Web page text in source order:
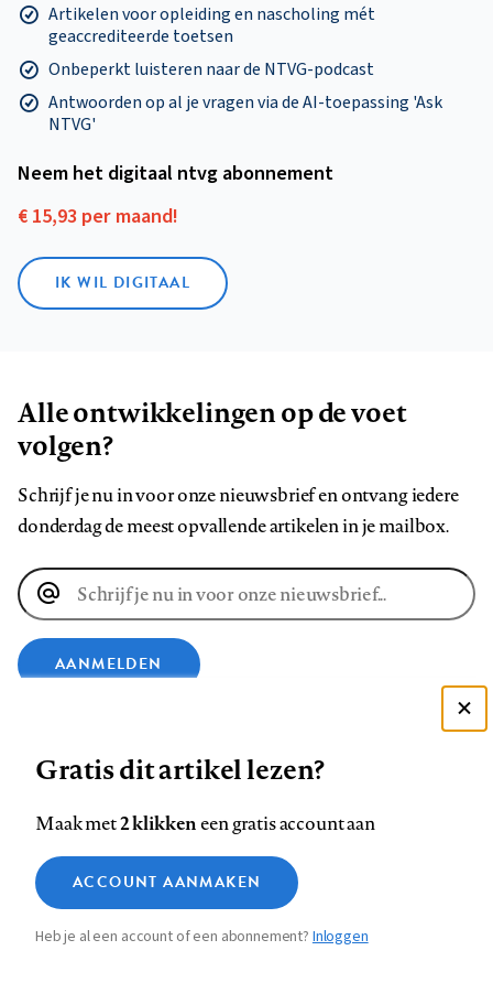
Artikelen voor opleiding en nascholing mét
geaccrediteerde toetsen
Onbeperkt luisteren naar de NTVG-podcast
Antwoorden op al je vragen via de AI-toepassing 'Ask
NTVG'
Neem het digitaal ntvg abonnement
€ 15,93 per maand!
IK WIL DIGITAAL
Alle ontwikkelingen op de voet
volgen?
Schrijf je nu in voor onze nieuwsbrief en ontvang iedere
donderdag de meest opvallende artikelen in je mailbox.
E-
mailadres
AANMELDEN
op
Facebook
op
LinkedIn
op
Bluesky
ons
op
InstagramYouTube
Footer
navigation
Contact Colofon Disclaimer Privacy
Medische vragen verdienen
betrouwbare antwoorden
Zie onze cookie policy
Analytische cookies
Marketing cookies
Gratis dit artikel lezen?
Maak met2 klikkeneen gratis account aan
ACCOUNT AANMAKEN
Heb je al een account of een abonnement?Inloggen